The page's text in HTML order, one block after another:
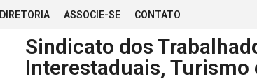
DIRETORIA ASSOCIE-SE CONTATO
Sindicato dos
Interestaduais, Turismo